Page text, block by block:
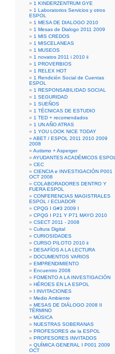
1 KINDERZENTRUM GYE
1 Laboratorios Servicios y otros
ESPOL
1 MESA DE DIALOGO 2010
1 Mesas de Dialogo 2011 2009
1 MIS CREDOS
1 MISCELANEAS
1 MUSEOS
1 novatos 2011 i 2010 ii
1 PROVERBIOS
1 RELEX HOT
1 Rendición Social de Cuentas
ESPOL
1 RESPONSABILIDAD SOCIAL
1 SEGURIDAD
1 SUEÑOS
1 TÉCNICAS DE ESTUDIO
1 TED + recomendados
1 UN AÑO ATRAS
1 YOU LOOK NICE TODAY
ABET / ESPOL 2011 2010 2009
2008
Autismo + Asperger
AYUDANTES ACADÉMICOS ESPOL
CEC
CIENCIA e INVESTIGACIÓN P001
OCT 2008
COLABORADORES DENTRO Y
FUERA ESPOL
CONFERENCIAS MAGISTRALES
ESPOL / ECUADOR
CPQG I G#3 2009 I
CPQG I P21 Y P71 MAYO 2010
CSECT 2011 - 2008
Cultura Digital
CURIOSIDADES
CURSO PILOTO 2010 ii
DESAFÍOS A LA LECTURA
DOCUMENTOS VARIOS
EMPRENDIMIENTO
Encuentro 2008
FOMENTO A LA INVESTIGACIÓN
HÉROES EN LA ESPOL
I INVITACIONES
Medio Ambiente
MESAS DE DIÁLOGO 2008 II
TÉRMINO
MÚSICA
NUESTRAS SOBERANAS
PROFESORES de la ESPOL
PROFESORES INVITADOS
QUÍMICA GENERAL I P001 2009
OCT